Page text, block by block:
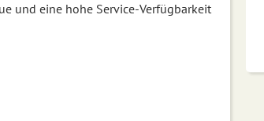
und eine hohe Service-Verfügbarkeit